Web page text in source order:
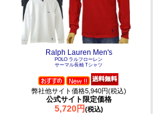
Ralph Lauren Men's
POLO ラルフローレン
サーマル長袖 Tシャツ
弊社他サイト価格5,940円(税込)
公式サイト限定価格
5,720円(税込)